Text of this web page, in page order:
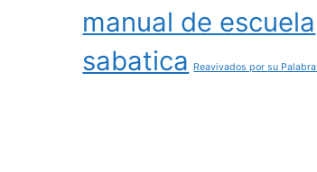
manual de escuela
sabatica
Reavivados por su